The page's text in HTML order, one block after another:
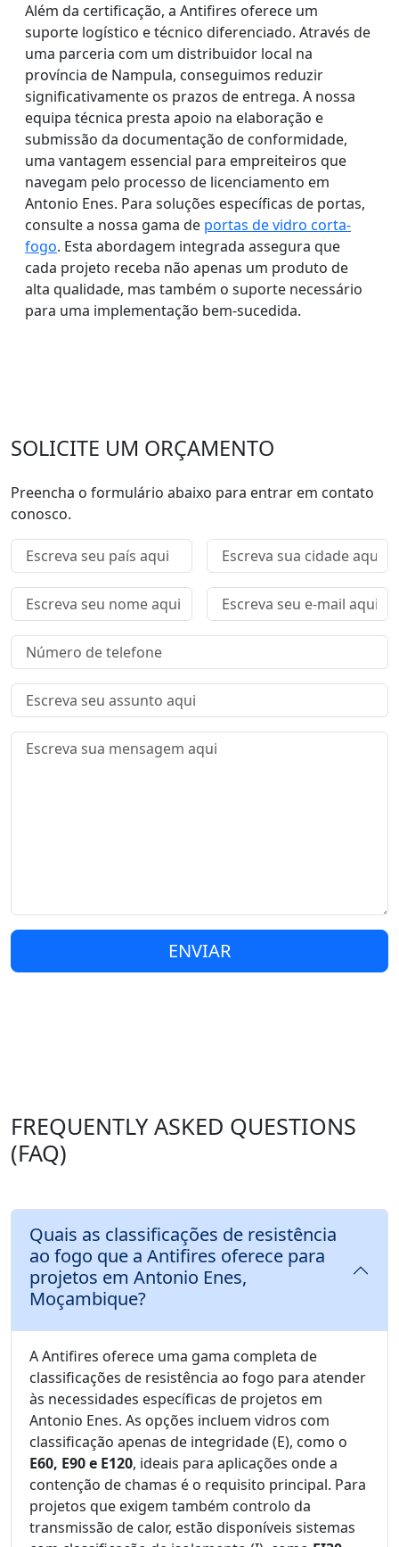
Além da certificação, a Antifires oferece um
suporte logístico e técnico diferenciado. Através de
uma parceria com um distribuidor local na
província de Nampula, conseguimos reduzir
significativamente os prazos de entrega. A nossa
equipa técnica presta apoio na elaboração e
submissão da documentação de conformidade,
uma vantagem essencial para empreiteiros que
navegam pelo processo de licenciamento em
Antonio Enes. Para soluções específicas de portas,
consulte a nossa gama de portas de vidro corta-
fogo. Esta abordagem integrada assegura que
cada projeto receba não apenas um produto de
alta qualidade, mas também o suporte necessário
para uma implementação bem-sucedida.
SOLICITE UM ORÇAMENTO
Preencha o formulário abaixo para entrar em contato
conosco.
ENVIAR
FREQUENTLY ASKED QUESTIONS
(FAQ)
Quais as classificações de resistência
ao fogo que a Antifires oferece para
projetos em Antonio Enes,
Moçambique?
A Antifires oferece uma gama completa de
classificações de resistência ao fogo para atender
às necessidades específicas de projetos em
Antonio Enes. As opções incluem vidros com
classificação apenas de integridade (E), como o
E60, E90 e E120, ideais para aplicações onde a
contenção de chamas é o requisito principal. Para
projetos que exigem também controlo da
transmissão de calor, estão disponíveis sistemas